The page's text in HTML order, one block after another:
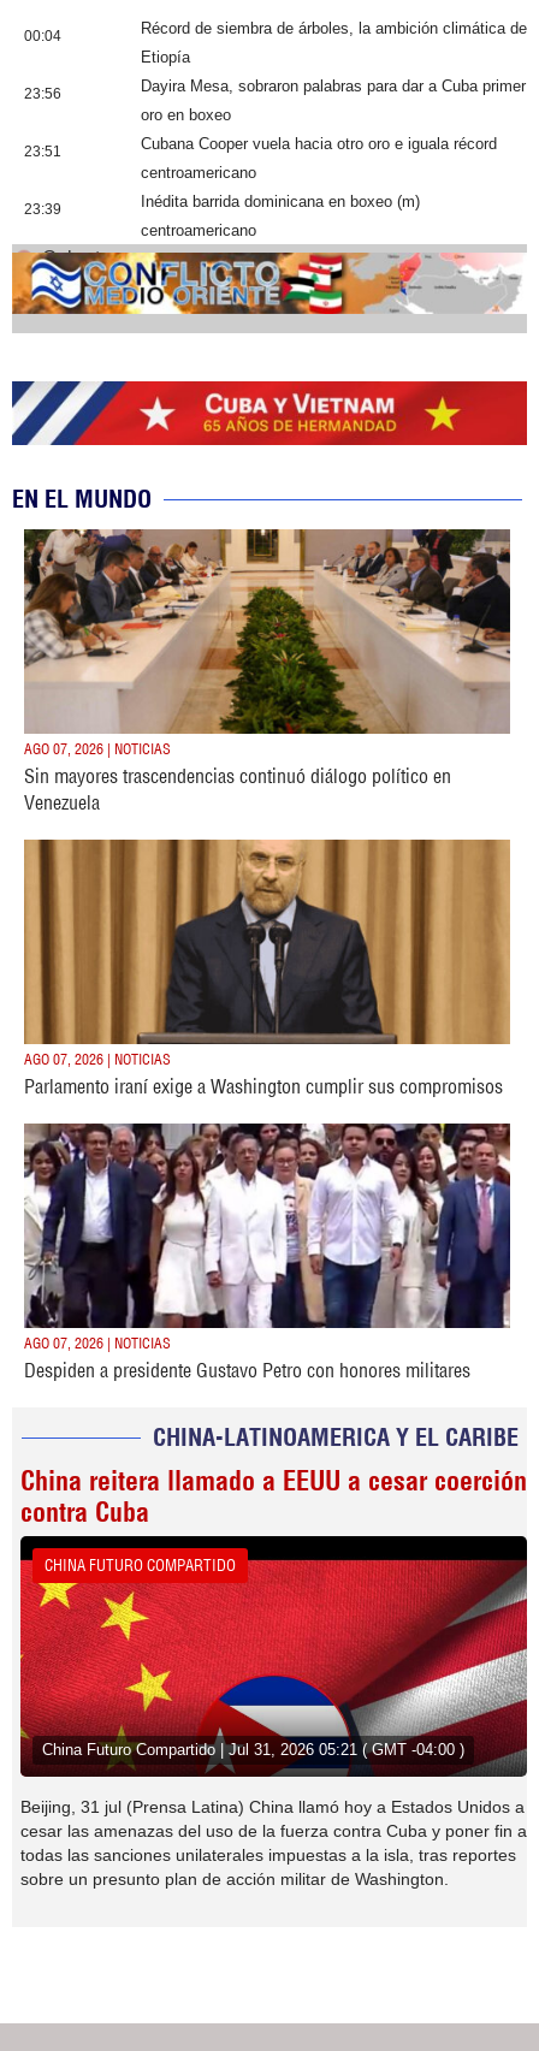
00:04
Récord de siembra de árboles, la ambición climática de
Etiopía
23:56
Dayira Mesa, sobraron palabras para dar a Cuba primer
oro en boxeo
23:51
Cubana Cooper vuela hacia otro oro e iguala récord
centroamericano
23:39
Inédita barrida dominicana en boxeo (m)
centroamericano
Cobertura
EN EL MUNDO
AGO 07, 2026 | NOTICIAS
Sin mayores trascendencias continuó diálogo político en
Venezuela
AGO 07, 2026 | NOTICIAS
Parlamento iraní exige a Washington cumplir sus compromisos
AGO 07, 2026 | NOTICIAS
Despiden a presidente Gustavo Petro con honores militares
CHINA-LATINOAMERICA Y EL CARIBE
China reitera llamado a EEUU a cesar coerción
contra Cuba
CHINA FUTURO COMPARTIDO
China Futuro Compartido | Jul 31, 2026 05:21 ( GMT -04:00 )
Beijing, 31 jul (Prensa Latina) China llamó hoy a Estados Unidos a
cesar las amenazas del uso de la fuerza contra Cuba y poner fin a
todas las sanciones unilaterales impuestas a la isla, tras reportes
sobre un presunto plan de acción militar de Washington.